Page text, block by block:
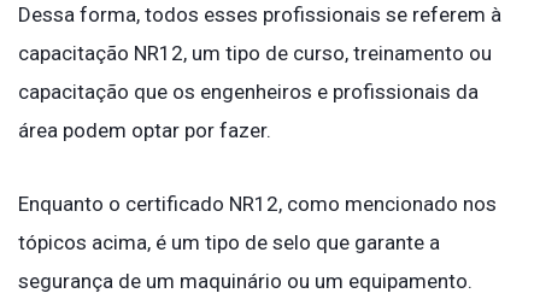
Dessa forma, todos esses profissionais se referem à
capacitação NR12, um tipo de curso, treinamento ou
capacitação que os engenheiros e profissionais da
área podem optar por fazer.
Enquanto o certificado NR12, como mencionado nos
tópicos acima, é um tipo de selo que garante a
segurança de um maquinário ou um equipamento.